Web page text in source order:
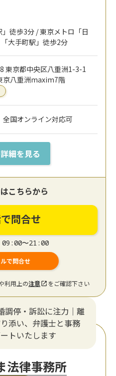
徒歩3分 / 東京メトロ「日
大手町駅」徒歩2分
東京都中央区八重洲1-3-1
八重洲maxim7階
全国オンライン対応可
細を見る
こちらから
問合せ
09:00〜21:00
で問合せ
利用上の注意 をご確認下さい
調停・訴訟に注力│離
添い、弁護士と事務
トいたします
法律事務所